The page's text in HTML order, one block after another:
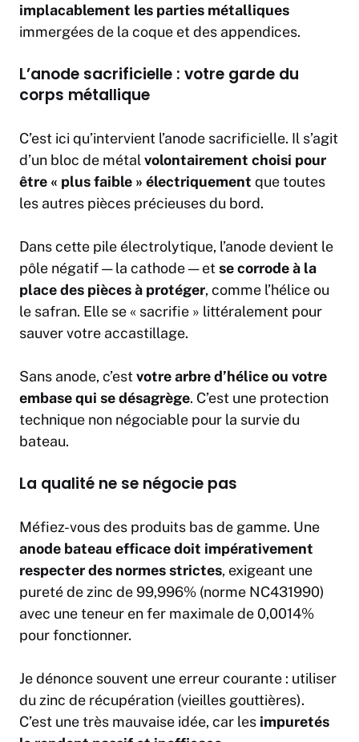
implacablement les parties métalliques
immergées de la coque et des appendices.
L’anode sacrificielle : votre garde du
corps métallique
C’est ici qu’intervient l’anode sacrificielle. Il s’agit
d’un bloc de métal volontairement choisi pour
être « plus faible » électriquement que toutes
les autres pièces précieuses du bord.
Dans cette pile électrolytique, l’anode devient le
pôle négatif — la cathode — etse corrode à la
place des pièces à protéger, comme l’hélice ou
le safran. Elle se « sacrifie » littéralement pour
sauver votre accastillage.
Sans anode, c’estvotre arbre d’hélice ou votre
embase qui se désagrège. C’est une protection
technique non négociable pour la survie du
bateau.
La qualité ne se négocie pas
Méfiez-vous des produits bas de gamme. Une
anode bateau efficace doit impérativement
respecter des normes strictes, exigeant une
pureté de zinc de 99,996% (norme NC431990)
avec une teneur en fer maximale de 0,0014%
pour fonctionner.
Je dénonce souvent une erreur courante : utiliser
du zinc de récupération (vieilles gouttières).
C’est une très mauvaise idée, car les impuretés